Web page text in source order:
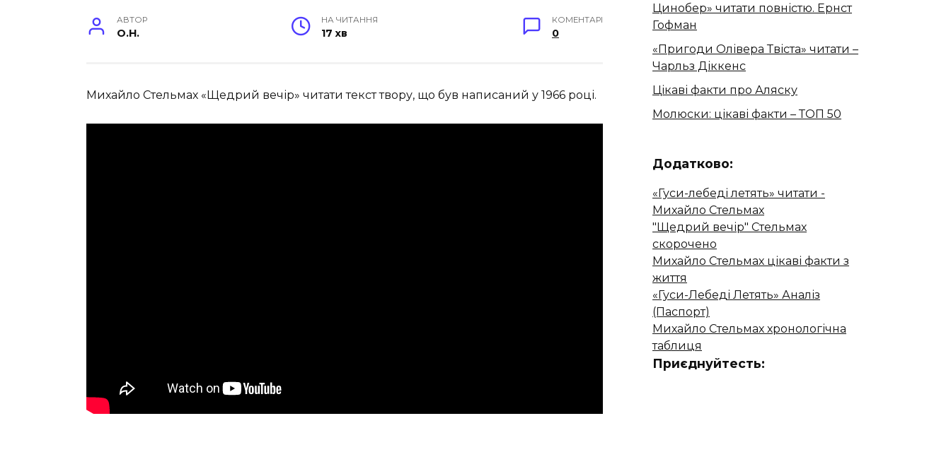
АВТОР
O.H.
НА ЧИТАННЯ
17 хв
КОМЕНТАРІ
0
Михайло Стельмах «Щедрий вечір» читати текст твору, що був написаний у 1966 році.
Цинобер» читати повністю. Ернст
Гофман
«Пригоди Олівера Твіста» читати –
Чарльз Діккенс
Цікаві факти про Аляску
Молюски: цікаві факти – ТОП 50
Додатково:
«Гуси-лебеді летять» читати -
Михайло Стельмах
"Щедрий вечір" Стельмах
скорочено
Михайло Стельмах цікаві факти з
життя
«Гуси-Лебеді Летять» Аналіз
(Паспорт)
Михайло Стельмах хронологічна
таблиця
Приєднуйтесть: